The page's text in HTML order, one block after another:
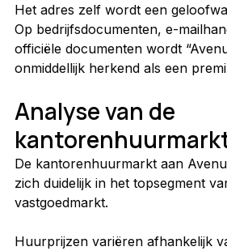
Het adres zelf wordt een
Op bedrijfsdocumenten, e-
officiële documenten wordt
onmiddellijk herkend als een
Analyse van de
De kantorenhuurmarkt aan
zich duidelijk in het topsegment
vastgoedmarkt.
Huurprijzen variëren afhankelijk